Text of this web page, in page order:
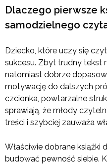
Dlaczego pierwsze
samodzielnego
Dziecko, które uczy się
sukcesu. Zbyt trudny tekst
natomiast dobrze
motywację do dalszych
czcionka, powtarzalne
sprawiają, że młody
treści i szybciej zauważa
Właściwie dobrane książki
budować pewność siebie.